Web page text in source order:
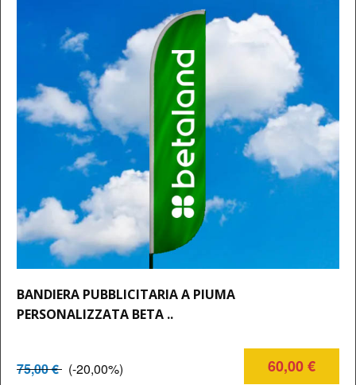
BANDIERA PUBBLICITARIA A PIUMA
PERSONALIZZATA BETA ..
75,00 € (-20,00%) 60,00 €